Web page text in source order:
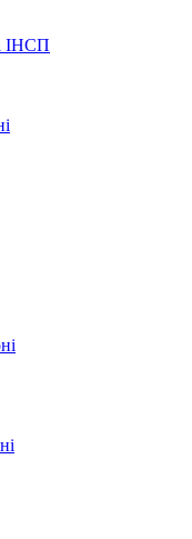
ІНСП